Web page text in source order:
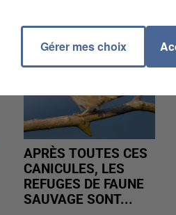
APRÈS TOUTES CES
CANICULES, LES
REFUGES DE FAUNE
SAUVAGE SONT...
Gérer mes choix